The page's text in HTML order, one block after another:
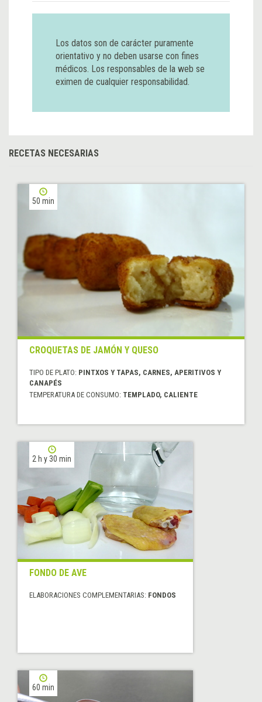
Los datos son de carácter puramente
orientativo y no deben usarse con fines
médicos. Los responsables de la web se
eximen de cualquier responsabilidad.
RECETAS NECESARIAS
50 min
CROQUETAS DE JAMÓN Y QUESO
TIPO DE PLATO: PINTXOS Y TAPAS, CARNES, APERITIVOS Y
CANAPÉS
TEMPERATURA DE CONSUMO: TEMPLADO, CALIENTE
2 h y 30 min
FONDO DE AVE
ELABORACIONES COMPLEMENTARIAS: FONDOS
60 min